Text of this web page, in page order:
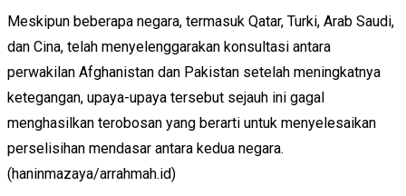
Meskipun beberapa negara, termasuk Qatar, Turki, Arab Saudi,
dan Cina, telah menyelenggarakan konsultasi antara
perwakilan Afghanistan dan Pakistan setelah meningkatnya
ketegangan, upaya-upaya tersebut sejauh ini gagal
menghasilkan terobosan yang berarti untuk menyelesaikan
perselisihan mendasar antara kedua negara.
(haninmazaya/arrahmah.id)